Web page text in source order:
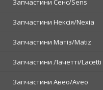
Запчастини Сенс/Sens
Запчастини Нексія/Nexia
Запчастини Матіз/Matiz
Запчастини Лачетті/Lacetti
Запчастини Авео/Aveo